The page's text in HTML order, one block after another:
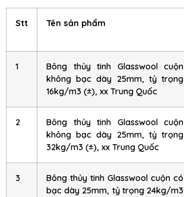
Stt Tên sản phẩm
1
Bông thủy tinh Glasswool cuộn
không bạc dày 25mm, tỷ trọng
16kg/m3 (±), xx Trung Quốc
2
Bông thủy tinh Glasswool cuộn
không bạc dày 25mm, tỷ trọng
32kg/m3 (±), xx Trung Quốc
3
Bông thủy tinh Glasswool cuộn có
bạc dày 25mm, tỷ trọng 24kg/m3